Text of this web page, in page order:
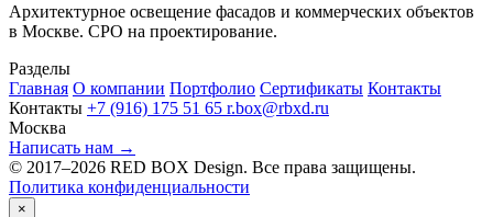
Архитектурное освещение фасадов и коммерческих объектов
в Москве. СРО на проектирование.
Разделы
Главная О компании Портфолио Сертификаты Контакты
Контакты +7 (916) 175 51 65 r.box@rbxd.ru
Москва
Написать нам →
© 2017–2026 RED BOX Design. Все права защищены.
Политика конфиденциальности
×